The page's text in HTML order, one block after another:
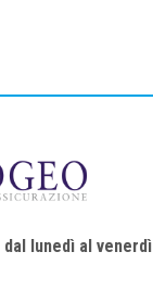
dal lunedì al venerdì